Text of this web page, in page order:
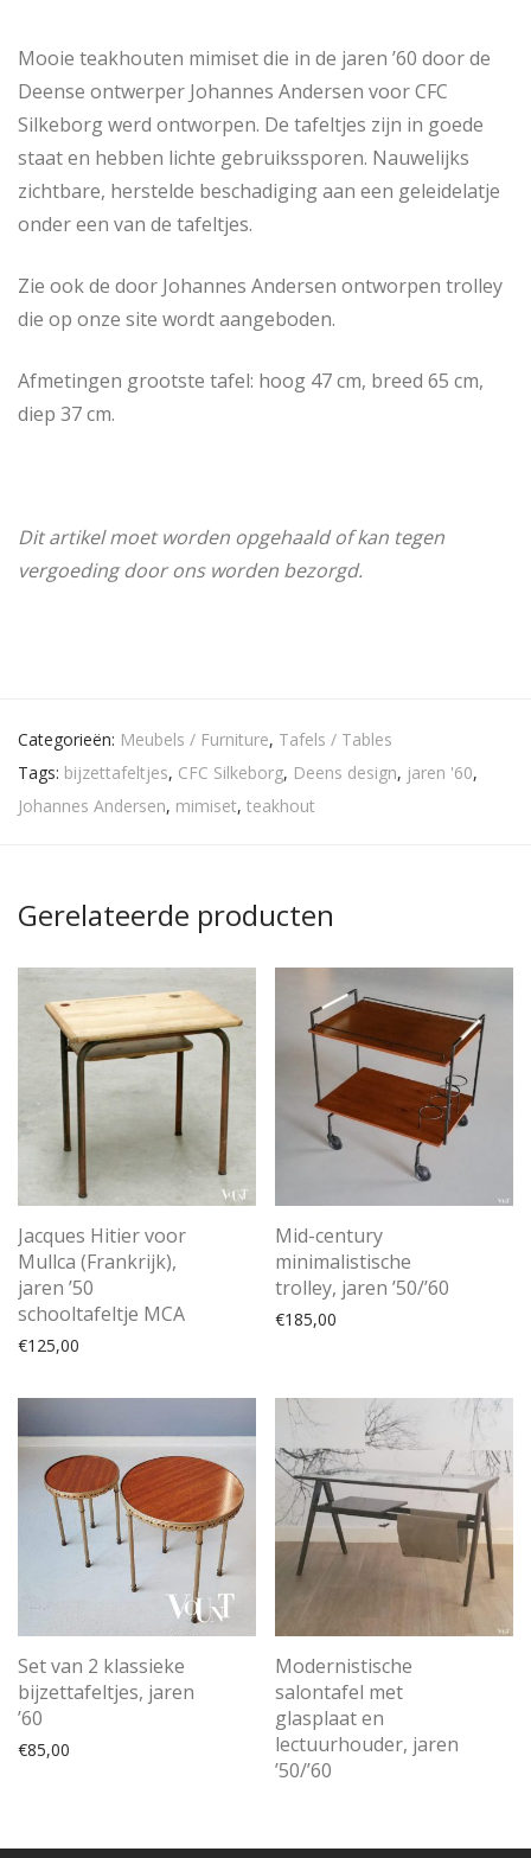
Mooie teakhouten mimiset die in de jaren ’60 door de
Deense ontwerper Johannes Andersen voor CFC
Silkeborg werd ontworpen. De tafeltjes zijn in goede
staat en hebben lichte gebruikssporen. Nauwelijks
zichtbare, herstelde beschadiging aan een geleidelatje
onder een van de tafeltjes.
Zie ook de door Johannes Andersen ontworpen trolley
die op onze site wordt aangeboden.
Afmetingen grootste tafel: hoog 47 cm, breed 65 cm,
diep 37 cm.
Dit artikel moet worden opgehaald of kan tegen
vergoeding door ons worden bezorgd.
Categorieën: Meubels / Furniture, Tafels / Tables
Tags: bijzettafeltjes, CFC Silkeborg, Deens design, jaren '60,
Johannes Andersen, mimiset, teakhout
Gerelateerde producten
Jacques Hitier voor
Mullca (Frankrijk),
jaren ’50
schooltafeltje MCA
€125,00
Mid-century
minimalistische
trolley, jaren ’50/’60
€185,00
Set van 2 klassieke
bijzettafeltjes, jaren
’60
€85,00
Modernistische
salontafel met
glasplaat en
lectuurhouder, jaren
’50/’60